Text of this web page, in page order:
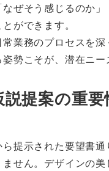
ぜそう感じるのか
ができます。
業務のプロセスを深
勢こそが、潜在ニ
提案の重
提示された要望書通
せん。デザインの美